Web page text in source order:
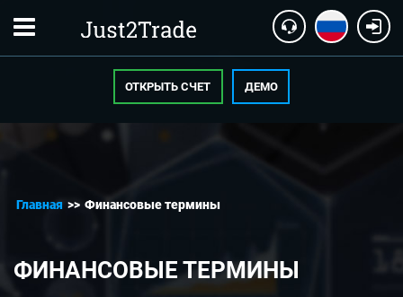
ОТКРЫТЬ СЧЕТ ДЕМО
Главная >> Финансовые термины
ФИНАНСОВЫЕ ТЕРМИНЫ